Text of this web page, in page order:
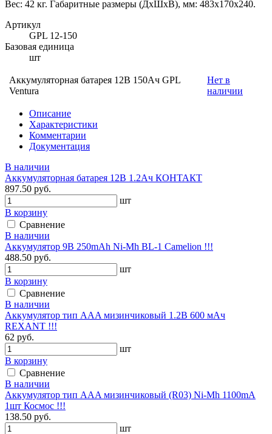
Вес: 42 кг. Габаритные размеры (ДхШхВ), мм: 483х170х240.
Артикул
GPL 12-150
Базовая единица
шт
Аккумуляторная батарея 12В 150Ач GPL
Ventura
Нет в
наличии
Описание
Характеристики
Комментарии
Документация
В наличии
Аккумуляторная батарея 12В 1.2Ач КОНТАКТ
897.50 руб.
шт
В корзину
Сравнение
В наличии
Аккумулятор 9В 250mAh Ni-Mh BL-1 Camelion !!!
488.50 руб.
шт
В корзину
Сравнение
В наличии
Аккумулятор тип AAA мизинчиковый 1.2В 600 мАч
REXANT !!!
62 руб.
шт
В корзину
Сравнение
В наличии
Аккумулятор тип AAA мизинчиковый (R03) Ni-Mh 1100mA
1шт Космос !!!
138.50 руб.
шт